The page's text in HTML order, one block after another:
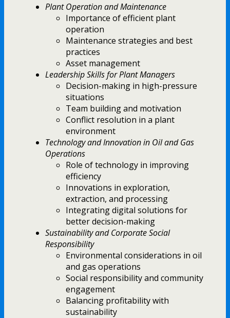
Plant Operation and Maintenance
Importance of efficient plant
operation
Maintenance strategies and best
practices
Asset management
Leadership Skills for Plant Managers
Decision-making in high-pressure
situations
Team building and motivation
Conflict resolution in a plant
environment
Technology and Innovation in Oil and Gas
Operations
Role of technology in improving
efficiency
Innovations in exploration,
extraction, and processing
Integrating digital solutions for
better decision-making
Sustainability and Corporate Social
Responsibility
Environmental considerations in oil
and gas operations
Social responsibility and community
engagement
Balancing profitability with
sustainability